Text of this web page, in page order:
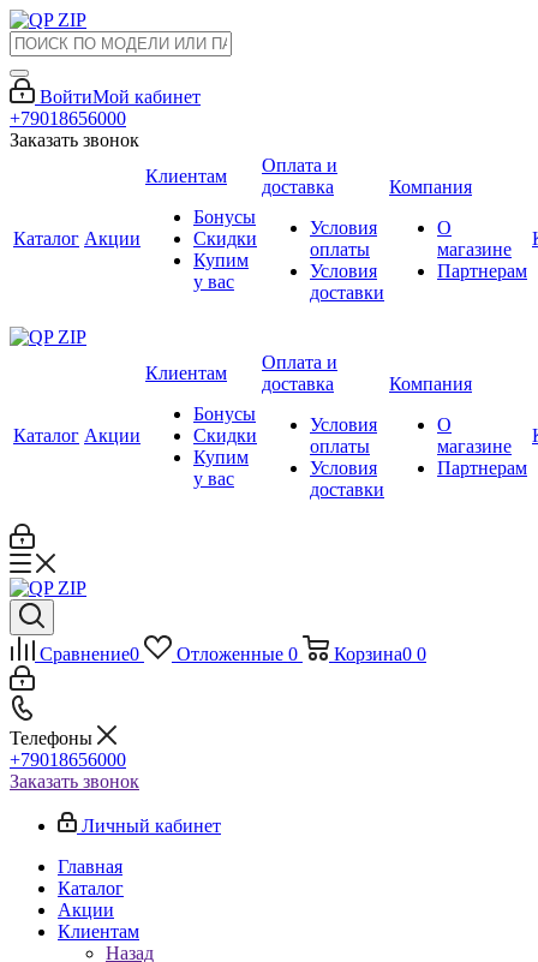
ВойтиМой кабинет
+79018656000
Заказать звонок
Каталог Акции
Клиентам
Бонусы
Скидки
Купим
у вас
Оплата и
доставка
Условия
оплаты
Условия
доставки
Компания
О
магазине
Партнерам
Каталог Акции
Клиентам
Бонусы
Скидки
Купим
у вас
Оплата и
доставка
Условия
оплаты
Условия
доставки
Компания
О
магазине
Партнерам
Сравнение0 Отложенные 0 Корзина0 0
Телефоны
+79018656000
Заказать звонок
Личный кабинет
Главная
Каталог
Акции
Клиентам
Назад